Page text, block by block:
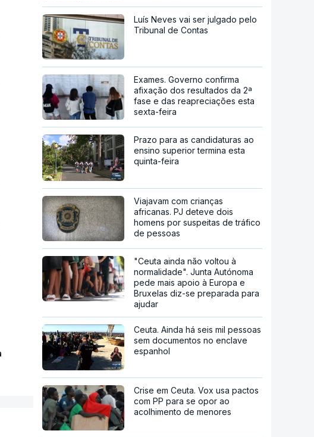
Luís Neves vai ser julgado pelo
Tribunal de Contas
Exames. Governo confirma
afixação dos resultados da 2ª
fase e das reapreciações esta
sexta-feira
Prazo para as candidaturas ao
ensino superior termina esta
quinta-feira
Viajavam com crianças
africanas. PJ deteve dois
homens por suspeitas de tráfico
de pessoas
"Ceuta ainda não voltou à
normalidade". Junta Autónoma
pede mais apoio à Europa e
Bruxelas diz-se preparada para
ajudar
Ceuta. Ainda há seis mil pessoas
sem documentos no enclave
espanhol
Crise em Ceuta. Vox usa pactos
com PP para se opor ao
acolhimento de menores